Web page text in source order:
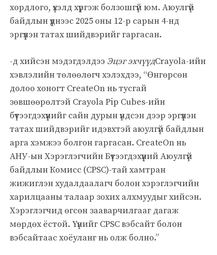
хордлого, үхэлд хүргэж болзошгүй юм. Аюулгүй
байдлын үүднээс 2025 оны 12-р сарын 4-нд
эргүүлэн татах шийдвэрийг гаргасан.
-д хийсэн мэдэгдэлдээ Эцэг эхчүүдCrayola-ийн
хэвлэлийн төлөөлөгч хэлэхдээ, “Өнгөрсөн
долоо хоногт CreateOn нь тусгай
зөвшөөрөлтэй Crayola Pip Cubes-ийн
бүтээгдэхүүнийг сайн дурын үндсэн дээр эргүүлэн
татах шийдвэрийг идэвхтэй аюулгүй байдлын
арга хэмжээ болгон гаргасан. CreateOn нь
АНУ-ын Хэрэглэгчийн Бүтээгдэхүүний Аюулгүй
байдлын Комисс (CPSC)-тай хамтран
жижиглэн худалдаалагч болон хэрэглэгчийн
харилцааны талаар зохих алхмуудыг хийсэн.
Хэрэглэгчид өгсөн зааварчилгааг дагаж
мөрдөх ёстой. Үүнийг CPSC вэбсайт болон
вэбсайтаас хоёуланг нь олж болно.”